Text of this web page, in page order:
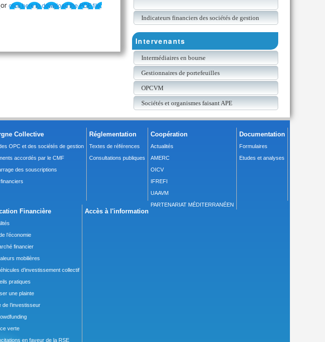
or click here to download the PDF file.
Indicateurs financiers des sociétés de gestion
Intervenants
Intermédiaires en bourse
Gestionnaires de portefeuilles
OPCVM
Sociétés et organismes faisant APE
Collective
OPC et des sociétés de gestion
accordés par le CMF
des souscriptions
Réglementation
Textes de références
Consultations publiques
Coopération
Actualités
AMERC
OICV
IFREFI
UAAVM
PARTENARIAT MÉDITERRANÉEN
Documentation
Formulaires
Etudes et analyses
Financière
l’économie
financier
mobilières
d’investissement collectif
pratiques
une plainte
de l’investisseur
verte
en faveur de la RSE
Accès à l'information